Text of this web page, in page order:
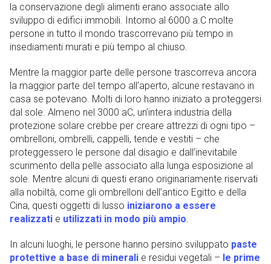
la conservazione degli alimenti erano associate allo
sviluppo di edifici immobili. Intorno al 6000 a.C molte
persone in tutto il mondo trascorrevano più tempo in
insediamenti murati e più tempo al chiuso.
Mentre la maggior parte delle persone trascorreva ancora
la maggior parte del tempo all’aperto, alcune restavano in
casa se potevano. Molti di loro hanno iniziato a proteggersi
dal sole. Almeno nel 3000 aC, un’intera industria della
protezione solare crebbe per creare attrezzi di ogni tipo –
ombrelloni, ombrelli, cappelli, tende e vestiti – che
proteggessero le persone dal disagio e dall’inevitabile
scurimento della pelle associato alla lunga esposizione al
sole. Mentre alcuni di questi erano originariamente riservati
alla nobiltà, come gli ombrelloni dell’antico Egitto e della
Cina, questi oggetti di lusso iniziarono a essere
realizzati e utilizzati in modo più ampio.
In alcuni luoghi, le persone hanno persino sviluppato paste
protettive a base di minerali e residui vegetali – le prime